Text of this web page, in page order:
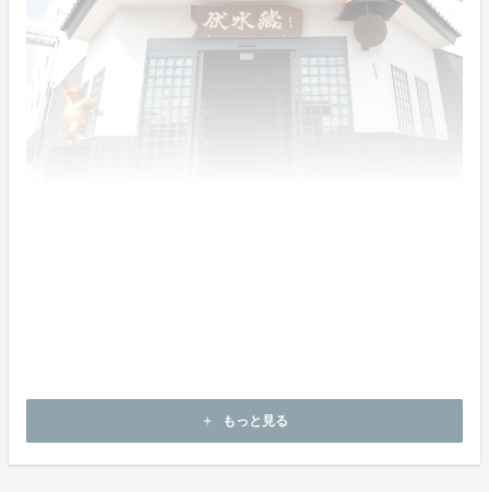
add もっと見る